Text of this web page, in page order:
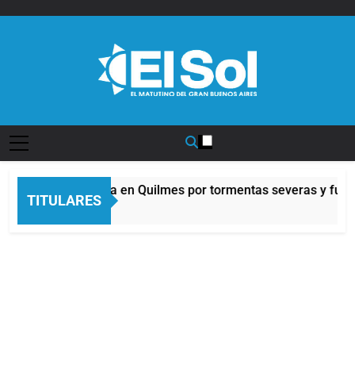
TITULARES
Alerta naranja en Quilmes por tormentas severas y
9 Horas Atrás